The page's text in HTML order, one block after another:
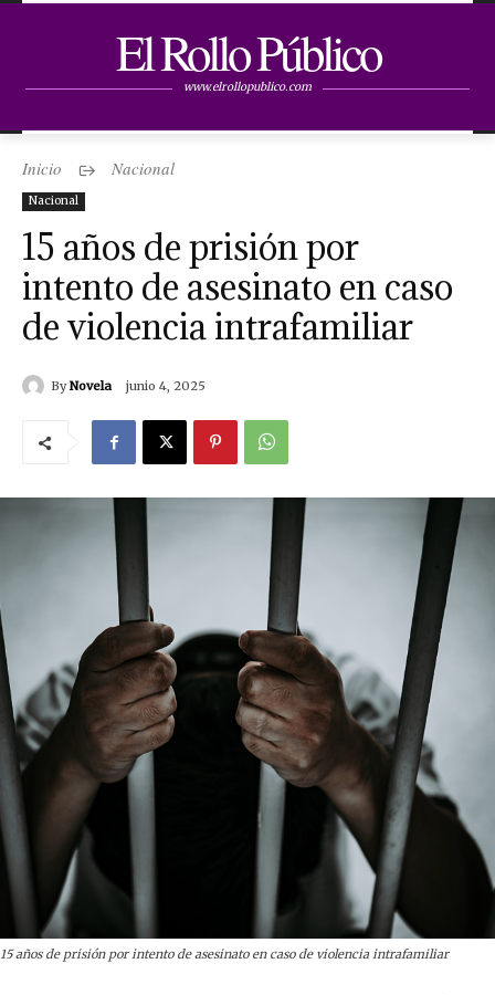
El Rollo Público
www.elrollopublico.com
Inicio Nacional
Nacional
15 años de prisión por
intento de asesinato en caso
de violencia intrafamiliar
By Novela junio 4, 2025
15 años de prisión por intento de asesinato en caso de violencia intrafamiliar